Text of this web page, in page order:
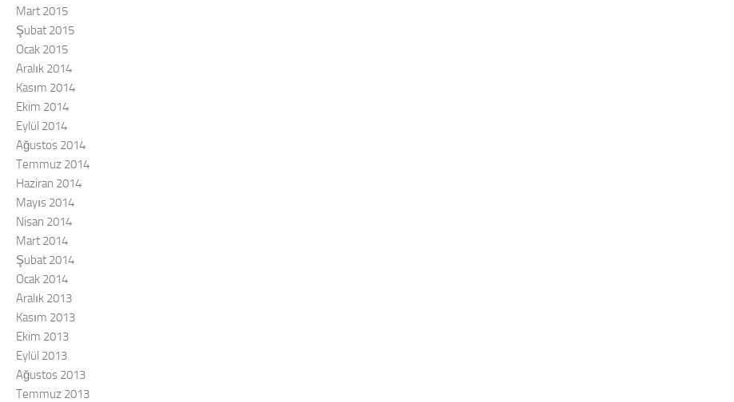
Mart 2015
Şubat 2015
Ocak 2015
Aralık 2014
Kasım 2014
Ekim 2014
Eylül 2014
Ağustos 2014
Temmuz 2014
Haziran 2014
Mayıs 2014
Nisan 2014
Mart 2014
Şubat 2014
Ocak 2014
Aralık 2013
Kasım 2013
Ekim 2013
Eylül 2013
Ağustos 2013
Temmuz 2013